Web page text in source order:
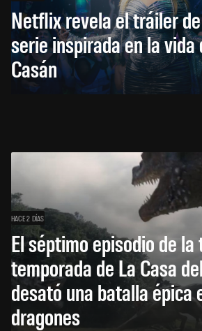
Netflix revela el tráiler
serie inspirada en la
Casán
HACE 2 DÍAS
El séptimo episodio de
temporada de La Casa
desató una batalla épica
dragones